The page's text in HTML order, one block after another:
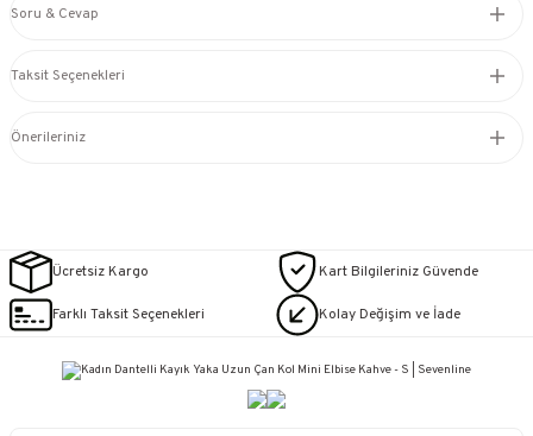
Soru & Cevap
Taksit Seçenekleri
Önerileriniz
Ücretsiz Kargo Kart Bilgileriniz Güvende
Farklı Taksit Seçenekleri Kolay Değişim ve İade